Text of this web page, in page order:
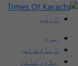
اردو
ہوم
اباؤٹ اَس
یڈورٹائز